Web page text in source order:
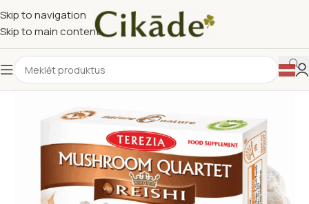
Skip to navigation
Skip to main content